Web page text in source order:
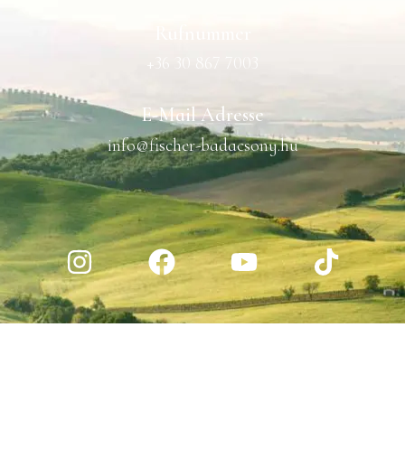
+36 30 867 7003
E-Mail Adresse
info@fischer-badacsony.hu